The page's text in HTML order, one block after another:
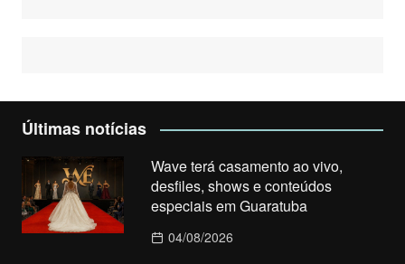
Últimas notícias
Wave terá casamento ao vivo,
desfiles, shows e conteúdos
especiais em Guaratuba
04/08/2026